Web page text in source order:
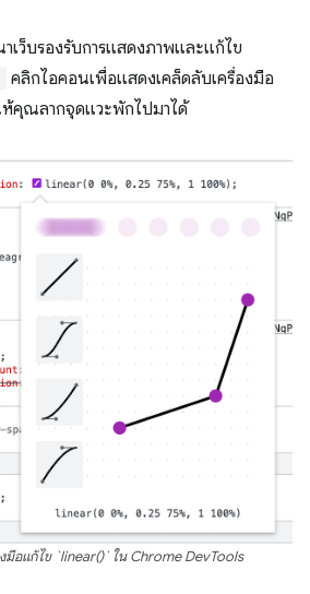
ว็บรองรับการแสดงภาพและแก้ไข
คลิกไอคอนเพื่อแสดงเคล็ดลับเครื่องมือ
คุณลากจุดแวะพักไปมาได้
มือแก้ไข `linear()` ใน Chrome DevTools